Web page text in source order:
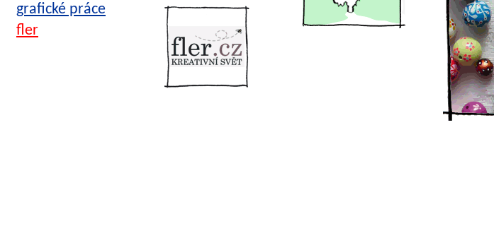
grafické práce
fler